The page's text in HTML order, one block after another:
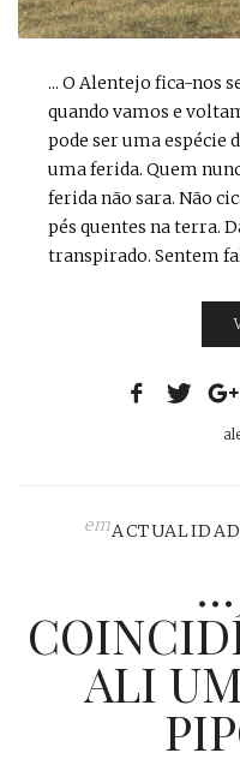
... O Alentejo fica-nos
quando vamos e
pode ser uma espécie
uma ferida. Quem
ferida não sara. Não
pés quentes na terra.
transpirado. Sentem
em
…
ALI